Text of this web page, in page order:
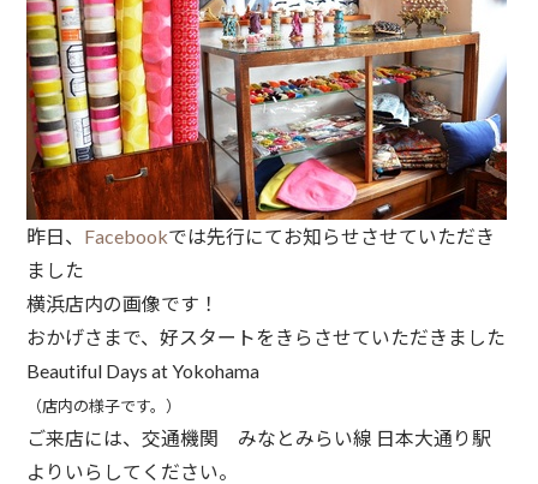
昨日、 Facebookでは先行にてお知らせさせていただき
ました
横浜店内の画像です！
おかげさまで、好スタートをきらさせていただきました
Beautiful Days at Yokohama
（店内の様子です。）
ご来店には、交通機関 みなとみらい線 日本大通り駅
よりいらしてください。